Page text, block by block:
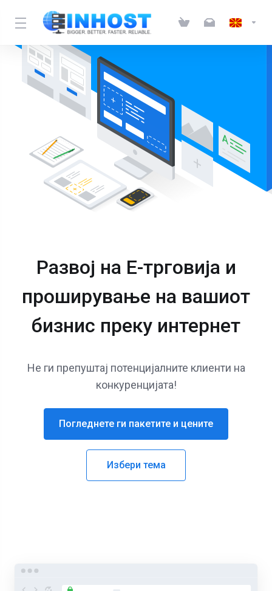
Развој на Е-трговија и
проширување на вашиот
бизнис преку интернет
Не ги препуштај потенцијалните клиенти на
конкуренцијата!
Погледнете ги пакетите и цените
Избери тема